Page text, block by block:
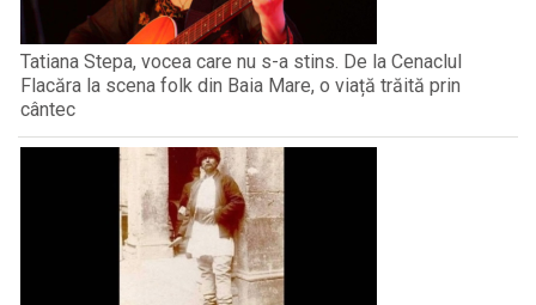
Tatiana Stepa, vocea care nu s-a stins. De la Cenaclul
Flacăra la scena folk din Baia Mare, o viață trăită prin
cântec